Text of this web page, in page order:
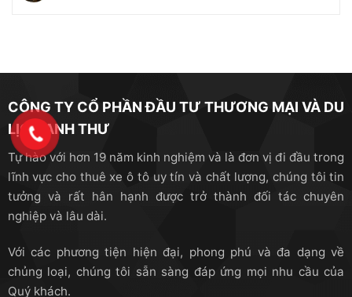
CÔNG TY CỔ PHẦN ĐẦU TƯ THƯƠNG MẠI VÀ DU
LỊCH ANH THƯ
Tự hào với hơn 19 năm kinh nghiệm và là đơn vị đi đầu trong
lĩnh vực cho thuê xe ô tô uy tín và chất lượng, chúng tôi tin
tưởng và rất hân hạnh được trở thành đối tác chuyên
nghiệp và lâu dài.
Với các phương tiện hiện đại, phong phú và đa dạng về
chủng loại, chúng tôi sẵn sàng đáp ứng mọi nhu cầu của
Quý khách.